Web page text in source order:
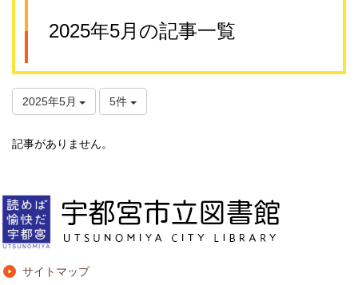
2025年5月の記事一覧
2025年5月 5件
記事がありません。
サイトマップ